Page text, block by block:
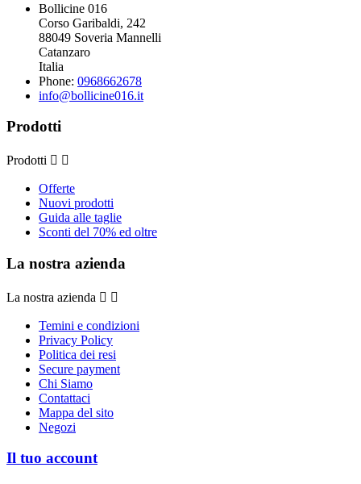
Bollicine 016
Corso Garibaldi, 242
88049 Soveria Mannelli
Catanzaro
Italia
Phone: 0968662678
info@bollicine016.it
Prodotti
Prodotti  
Offerte
Nuovi prodotti
Guida alle taglie
Sconti del 70% ed oltre
La nostra azienda
La nostra azienda  
Temini e condizioni
Privacy Policy
Politica dei resi
Secure payment
Chi Siamo
Contattaci
Mappa del sito
Negozi
Il tuo account